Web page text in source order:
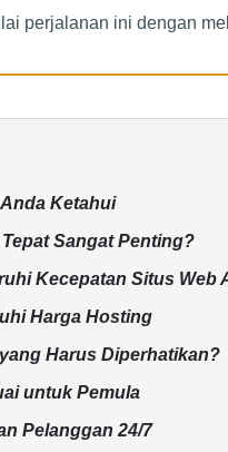
perjalanan ini dengan
Ketahui
Sangat Penting?
Kecepatan Situs Web
Harga Hosting
Harus Diperhatikan?
untuk Pemula
Pelanggan 24/7